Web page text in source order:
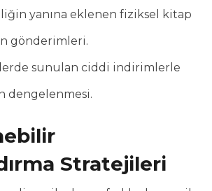
yanına eklenen fiziksel kitap
gönderimleri.
sunulan ciddi indirimlerle
dengelenmesi.
Stratejileri